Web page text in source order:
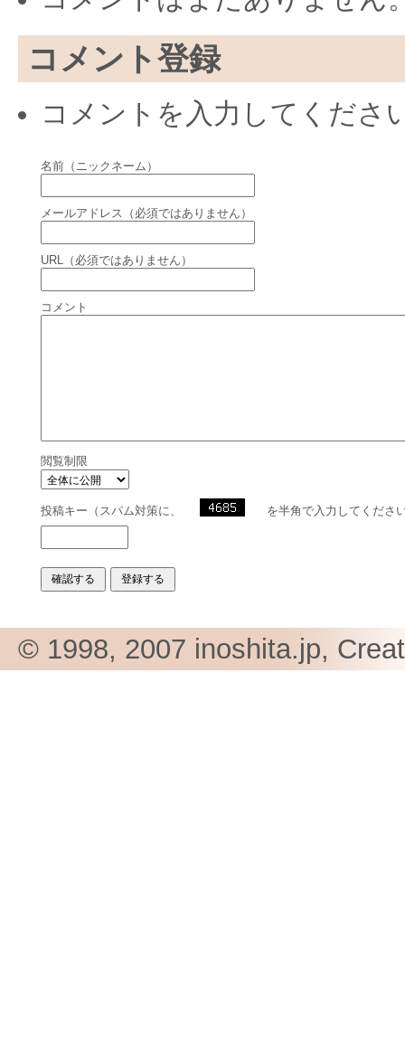
コメント登録
コメントを入力してくださ
名前（ニックネーム）
メールアドレス（必須ではありません）
URL（必須ではありません）
コメント
閲覧制限
投稿キー（スパム対策に、 を半角で入力してくださ
© 1998, 2007 inoshita.jp,